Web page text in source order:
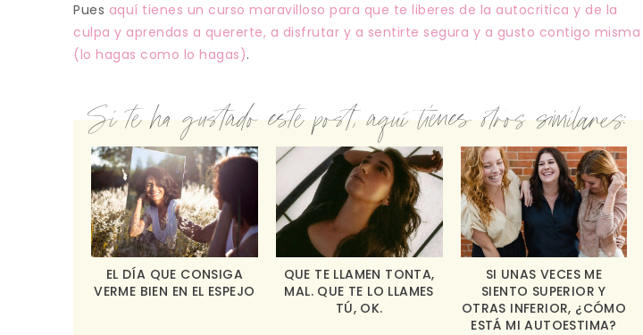
Pues aquí tienes un curso maravilloso para que te liberes de la autocritica y de la
culpa y aprendas a quererte, a disfrutar y a sentirte segura y a gusto contigo misma
(lo hagas como lo hagas).
Si te ha gustado este post, aquí tienes otros similares:
EL DÍA QUE CONSIGA
VERME BIEN EN EL ESPEJO
QUE TE LLAMEN TONTA,
MAL. QUE TE LO LLAMES
TÚ, OK.
SI UNAS VECES ME
SIENTO SUPERIOR Y
OTRAS INFERIOR, ¿CÓMO
ESTÁ MI AUTOESTIMA?